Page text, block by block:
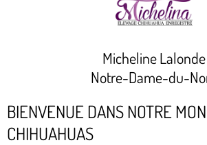
Micheline Lalonde
Notre-Dame-du-
BIENVENUE DANS NOTRE
CHIHUAHUAS